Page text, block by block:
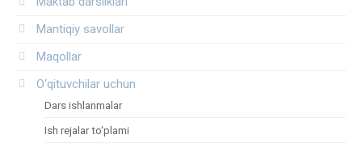
Mantiqiy savollar
Maqollar
O‘qituvchilar uchun
Dars ishlanmalar
Ish rejalar to‘plami